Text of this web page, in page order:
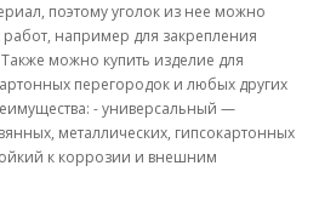
поэтому уголок из нее можно
например для закрепления
можно купить изделие для
перегородок и любых других
- универсальный —
металлических, гипсокартонных
к коррозии и внешним